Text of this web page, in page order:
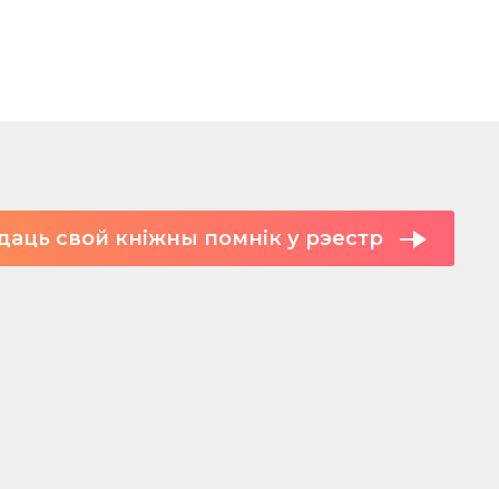
свой кніжны помнік у рэестр